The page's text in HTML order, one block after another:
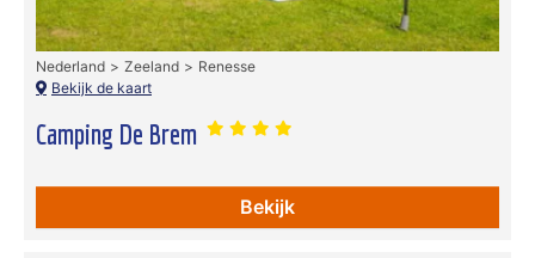
Camping De Brem
Nederland Zeeland
Renesse
Bekijk de kaart
Bekijk